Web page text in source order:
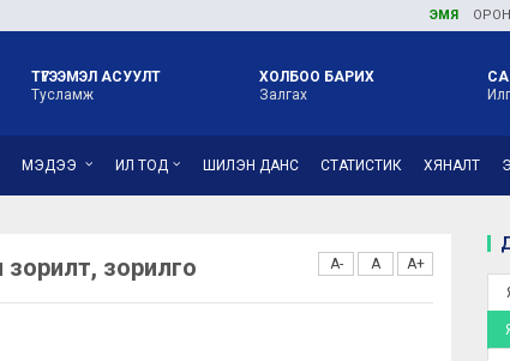
ОРОН НУТГИЙН
ТҮГЭЭМЭЛ АСУУЛТ
Тусламж
ХОЛБОО БАРИХ
Залгах
МЭДЭЭ ИЛ ТОД ШИЛЭН ДАНС СТАТИСТИК ХЯНАЛТ
A- A A+
зорилго